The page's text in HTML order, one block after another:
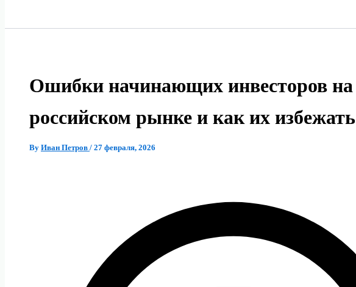
Ошибки начинающих инвесторов на
российском рынке и как их избежать
By Иван Петров / 27 февраля, 2026